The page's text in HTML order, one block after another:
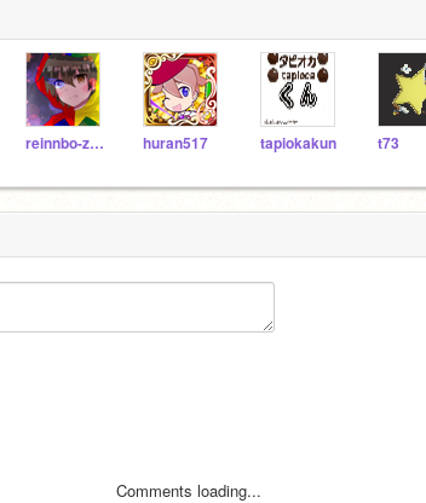
reinnbo-zasuta-2 huran517 tapiokakun t73
Comments loading...